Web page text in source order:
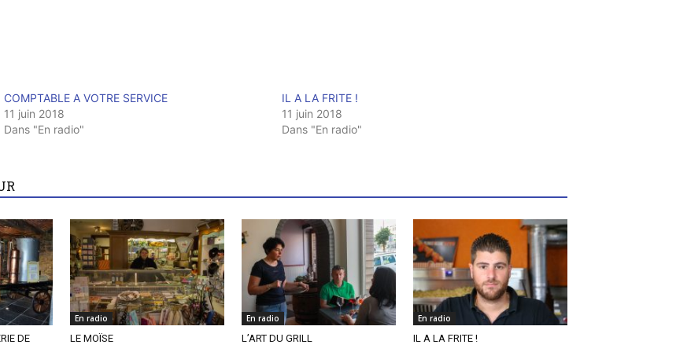
COMPTABLE A VOTRE SERVICE
11 juin 2018
Dans "En radio"
IL A LA FRITE !
11 juin 2018
Dans "En radio"
DE
En radio
LE MOÏSE
En radio
L’ART DU GRILL
En radio
IL A LA FRITE !